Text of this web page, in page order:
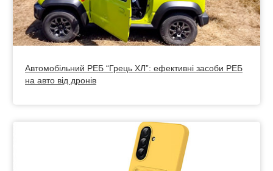
Автомобільний РЕБ “Грець ХЛ”: ефективні засоби РЕБ
на авто від дронів